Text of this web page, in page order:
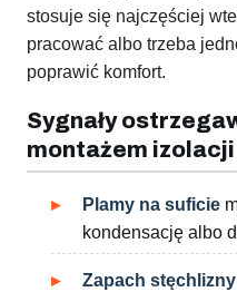
stosuje się najczęściej
pracować albo trzeba
poprawić komfort.
Sygnały
montażem izolacji
Plamy na suficie
kondensację albo
Zapach stęchlizny